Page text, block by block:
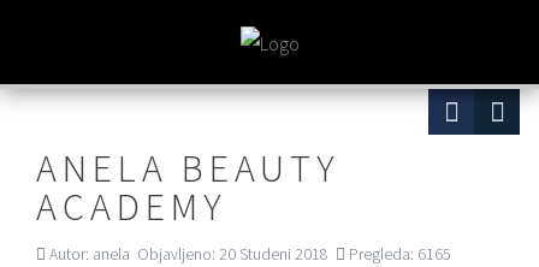
ANELA BEAUTY
ACADEMY
Autor: anela Objavljeno: 20 Studeni 2018 Pregleda: 6165